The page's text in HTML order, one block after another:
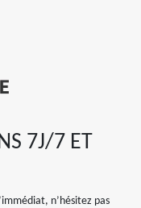
7J/7 ET
n’hésitez pas